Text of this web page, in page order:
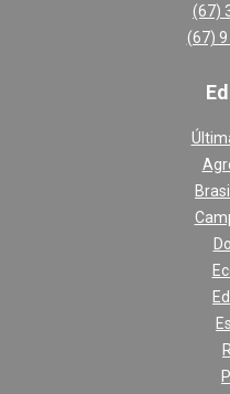
(67)
(67)